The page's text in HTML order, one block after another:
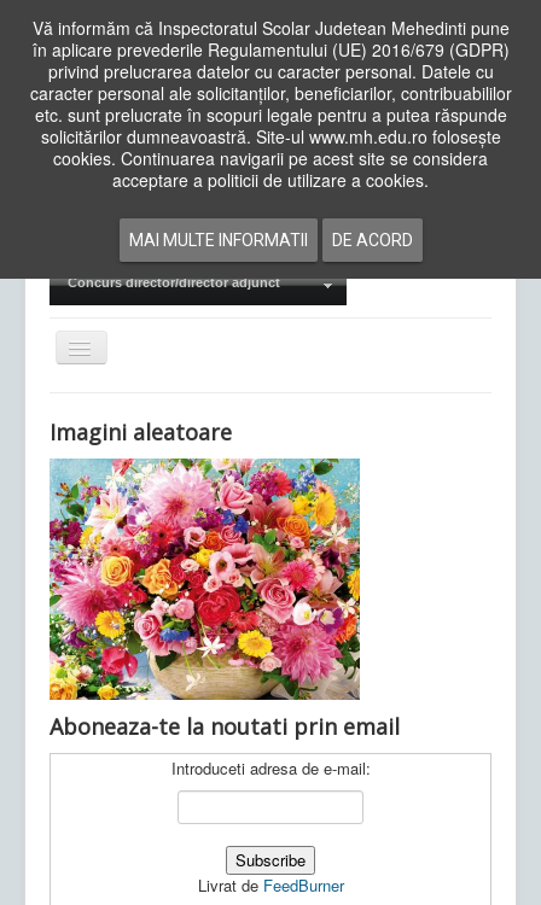
Vă informăm că Inspectoratul Scolar Judetean Mehedinti pune
în aplicare prevederile Regulamentului (UE) 2016/679 (GDPR)
privind prelucrarea datelor cu caracter personal. Datele cu
caracter personal ale solicitanților, beneficiarilor, contribuabililor
etc. sunt prelucrate în scopuri legale pentru a putea răspunde
solicitărilor dumneavoastră. Site-ul www.mh.edu.ro folosește
cookies. Continuarea navigarii pe acest site se considera
acceptare a politicii de utilizare a cookies.
MAI MULTE INFORMATII DE ACORD
Cauta
in
siteAcasa Cadre Didactice
Examene Naționale
Concurs director/director adjunct
Comută
navigarea
Ultimele articole: Vi, 04.11.2022 -Inspectoratul Școlar
Județean Mehedinți
Imagini aleatoare
Aboneaza-te la noutati prin email
Introduceti adresa de e-mail:
Livrat de FeedBurner